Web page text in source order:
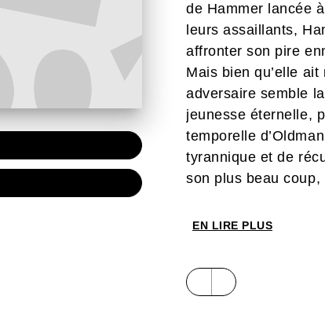
de Hammer lancée
leurs assaillants,
affronter son pire
Mais bien qu’elle
adversaire semble
jeunesse éternelle,
temporelle
tyrannique et de
son plus beau
EN LIRE PLUS